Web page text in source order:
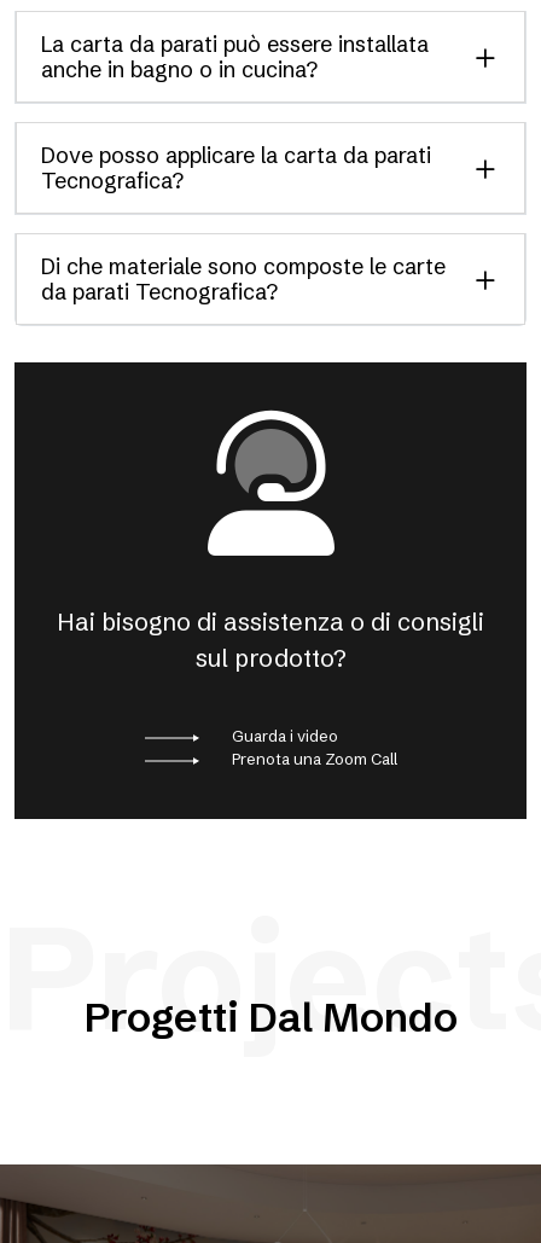
La carta da parati può essere installata
anche in bagno o in cucina?
Dove posso applicare la carta da parati
Tecnografica?
Di che materiale sono composte le carte
da parati Tecnografica?
Hai bisogno di assistenza o di consigli
sul prodotto?
Guarda i video
Prenota una Zoom Call
Progetti Dal Mondo